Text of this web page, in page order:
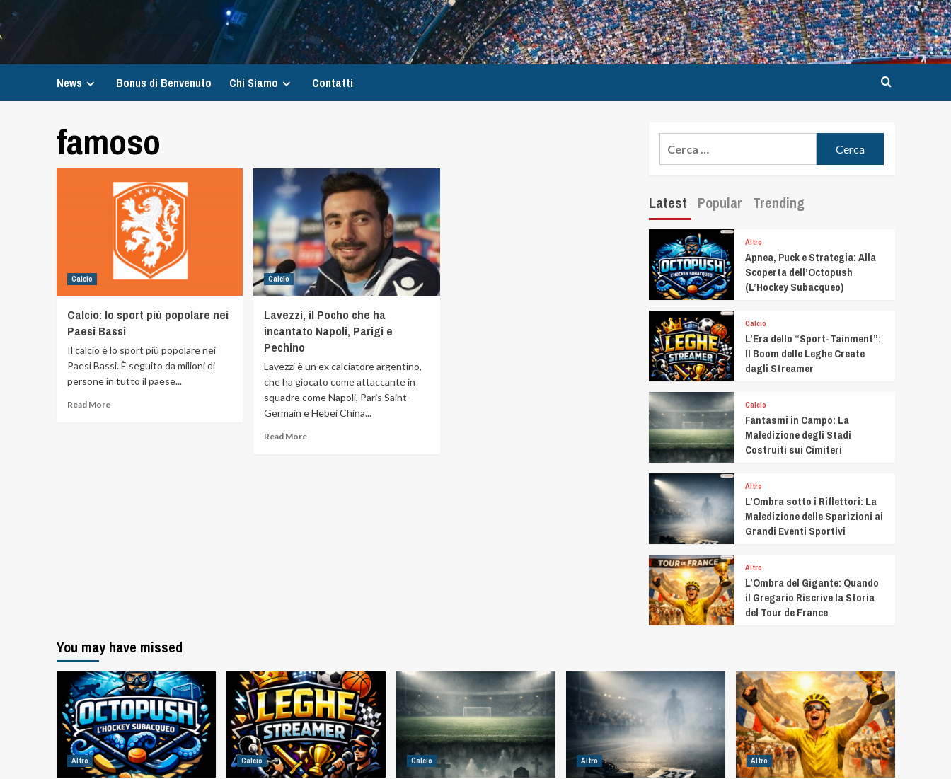
News Bonus di Benvenuto Chi Siamo Contatti
famoso
Calcio
Calcio: lo sport più popolare nei
Paesi Bassi
Il calcio è lo sport più popolare nei
Paesi Bassi. È seguito da milioni di
persone in tutto il paese...
Read More
Calcio
Lavezzi, il Pocho che ha
incantato Napoli, Parigi e
Pechino
Lavezzi è un ex calciatore argentino,
che ha giocato come attaccante in
squadre come Napoli, Paris Saint-
Germain e Hebei China...
Read More
Latest Popular Trending
Altro
Apnea, Puck e Strategia: Alla
Scoperta dell’Octopush
(L’Hockey Subacqueo)
Calcio
L’Era dello “Sport-Tainment”:
Il Boom delle Leghe Create
dagli Streamer
Calcio
Fantasmi in Campo: La
Maledizione degli Stadi
Costruiti sui Cimiteri
Altro
L’Ombra sotto i Riflettori: La
Maledizione delle Sparizioni ai
Grandi Eventi Sportivi
Altro
L’Ombra del Gigante: Quando
il Gregario Riscrive la Storia
del Tour de France
You may have missed
Altro Calcio Calcio Altro Altro